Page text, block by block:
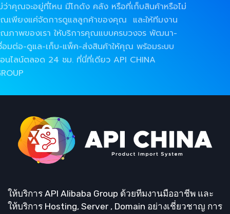
ว่าคุณจะอยู่ที่ไหน มีโกดัง คลัง หรือที่เก็บสินค้าหรือไม่
เพียงแค่จัดการดูแลลูกค้าของคุณ และให้ทีมงาน
ภาพของเรา ให้บริการคุณแบบครบวงจร พัฒนา-
อมต่อ-ดูแล-เก็บ-แพ็ค-ส่งสินค้าให้คุณ พร้อมระบบ
นไลน์ตลอด 24 ชม. ที่นี่ที่เดียว API CHINA
ให้บริการ API Alibaba Group ด้วยทีมงานมืออาชีพ และ
ให้บริการ Hosting, Server , Domain อย่างเชี่ยวชาญ การ